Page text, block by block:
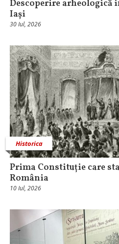
Descoperire arheologică
Iași
30 Iul, 2026
Historica
Prima Constituție care
România
10 Iul, 2026